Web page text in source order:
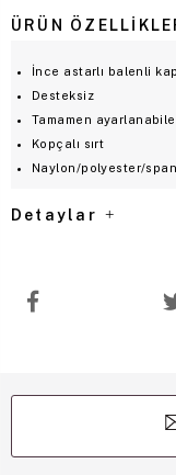
ÜRÜN
İnce astarlı balenli kap
Desteksiz
Tamamen
Kopçalı sırt
Naylon/polyester/
Detaylar